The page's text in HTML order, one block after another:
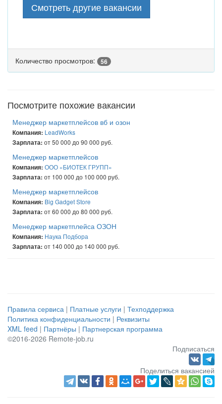
Смотреть другие вакансии
Количество просмотров: 56
Посмотрите похожие вакансии
Менеджер маркетплейсов вб и озон
Компания: LeadWorks
Зарплата: от 50 000 до 90 000 руб.
Менеджер маркетплейсов
Компания: ООО «БИОТЕК ГРУПП»
Зарплата: от 100 000 до 100 000 руб.
Менеджер маркетплейсов
Компания: Big Gadget Store
Зарплата: от 60 000 до 80 000 руб.
Менеджер маркетплейса ОЗОН
Компания: Наука Подбора
Зарплата: от 140 000 до 140 000 руб.
Правила сервиса | Платные услуги | Техподдержка
Политика конфиденциальности | Реквизиты
XML feed | Партнёры | Партнерская программа
©2016-2026 Remote-job.ru
Подписаться
Поделиться вакансией